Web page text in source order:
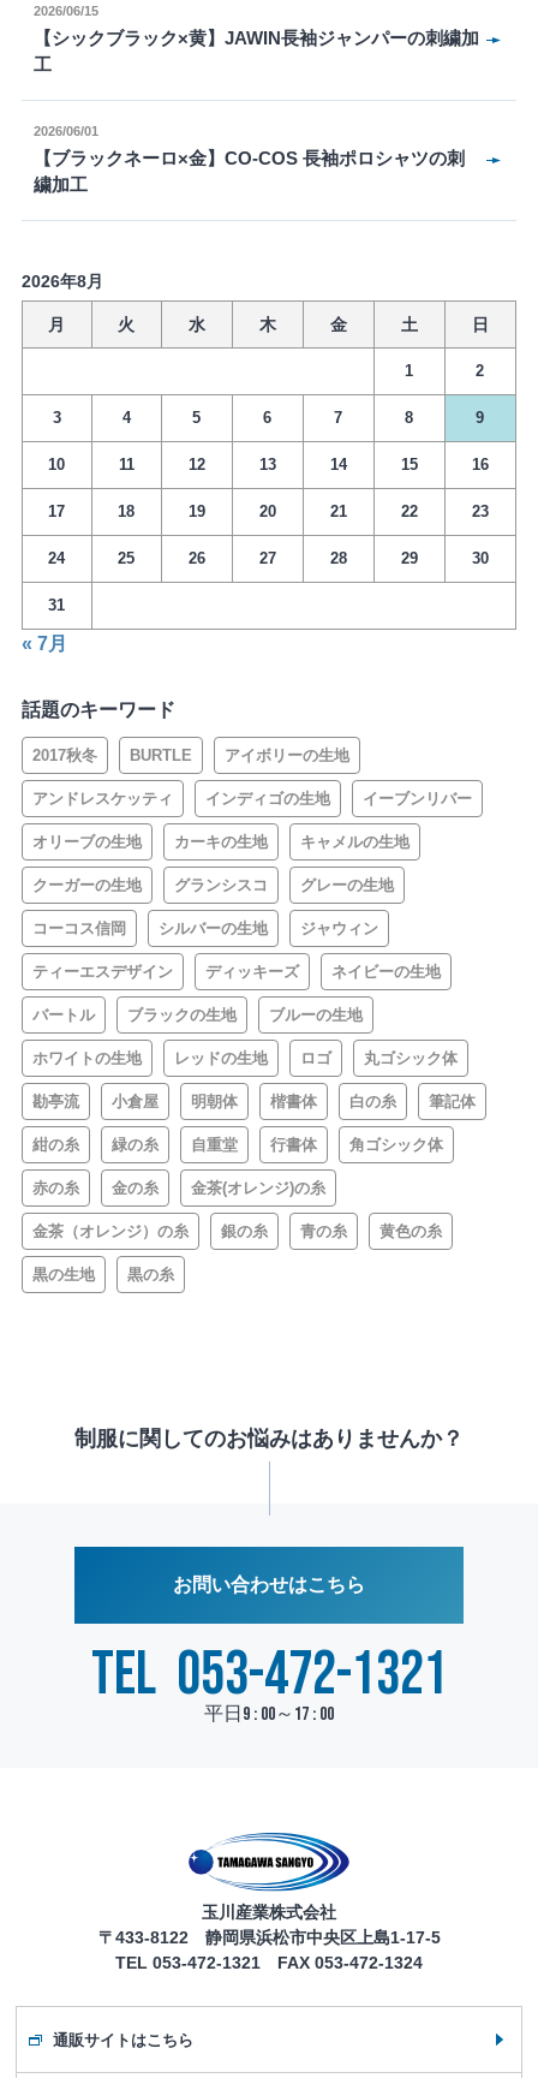
2026/06/15
【シックブラック×黄】JAWIN長袖ジャンパーの刺繍加
工
2026/06/01
【ブラックネーロ×金】CO-COS 長袖ポロシャツの刺
繍加工
2026年8月
月 火 水 木 金 土 日
1 2
3 4 5 6 7 8 9
10 11 12 13 14 15 16
17 18 19 20 21 22 23
24 25 26 27 28 29 30
31
« 7月
話題のキーワード
2017秋冬 BURTLE アイボリーの生地
アンドレスケッティ インディゴの生地 イーブンリバー
オリーブの生地 カーキの生地 キャメルの生地
クーガーの生地 グランシスコ グレーの生地
コーコス信岡 シルバーの生地 ジャウィン
ティーエスデザイン ディッキーズ ネイビーの生地
バートル ブラックの生地 ブルーの生地
ホワイトの生地 レッドの生地 ロゴ 丸ゴシック体
勘亭流 小倉屋 明朝体 楷書体 白の糸 筆記体
紺の糸 緑の糸 自重堂 行書体 角ゴシック体
赤の糸 金の糸 金茶(オレンジ)の糸
金茶（オレンジ）の糸 銀の糸 青の糸 黄色の糸
黒の生地 黒の糸
制服に関してのお悩みはありませんか？
お問い合わせはこちら
TEL 053-472-1321
平日9 : 00～17 : 00
玉川産業株式会社
〒433-8122 静岡県浜松市中央区上島1-17-5
TEL 053-472-1321 FAX 053-472-1324
通販サイトはこちら